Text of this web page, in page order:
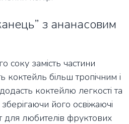
з ананасовим
соку замість частини
коктейль більш тропічним і
коктейлю легкості та
його освіжаючі
для любителів фруктових